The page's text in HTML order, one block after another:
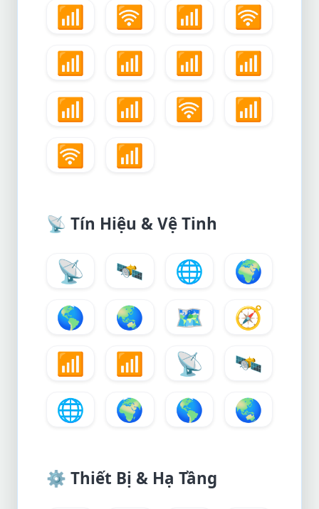
📶 🛜 📶
🛜
📶
📶 📶
📶
📶
📶 🛜
📶
🛜
📶
📡 Tín Hiệu & Vệ Tinh
📡 🛰️ 🌐
🌍
🌎
🌏 🗺️
🧭
📶
📶 📡
🛰️
🌐
🌍 🌎 🌏
⚙️ Thiết Bị & Hạ Tầng